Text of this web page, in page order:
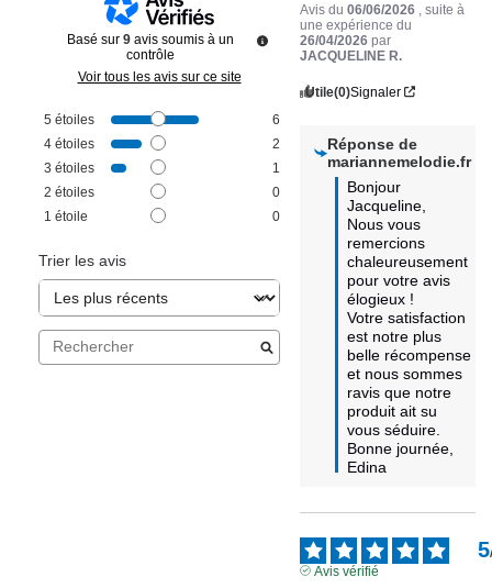
Basé sur 9 avis soumis à un
contrôle
Voir tous les avis sur ce site
5 étoiles
6
4 étoiles
2
3 étoiles
1
2 étoiles
0
1 étoile 0
Trier les avis
Avis du06/06/2026
, suite à
une expérience du
26/04/2026 par
JACQUELINE R.
Utile(0)Signaler
Réponse de
mariannemelodie.fr
Bonjour
Jacqueline,
Nous vous
remercions
chaleureusement
pour votre avis
élogieux !
Votre satisfaction
est notre plus
belle récompense
et nous sommes
ravis que notre
produit ait su
vous séduire.
Bonne journée,
Edina
5
Avis vérifié